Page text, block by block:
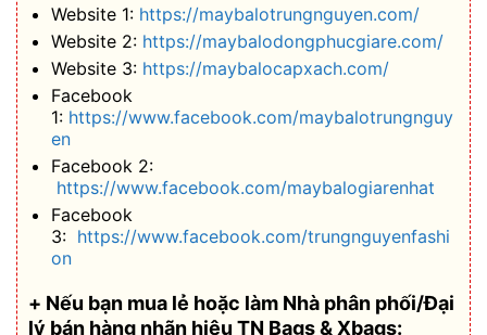
Website 1: https://maybalotrungnguyen.com/
Website 2: https://maybalodongphucgiare.com/
Website 3: https://maybalocapxach.com/
Facebook
1: https://www.facebook.com/maybalotrungnguy
en
Facebook 2:
https://www.facebook.com/maybalogiarenhat
Facebook
3: https://www.facebook.com/trungnguyenfashi
on
+ Nếu bạn mua lẻ hoặc làm Nhà phân phối/Đại
lý bán hàng nhãn hiệu TN Bags & Xbags: